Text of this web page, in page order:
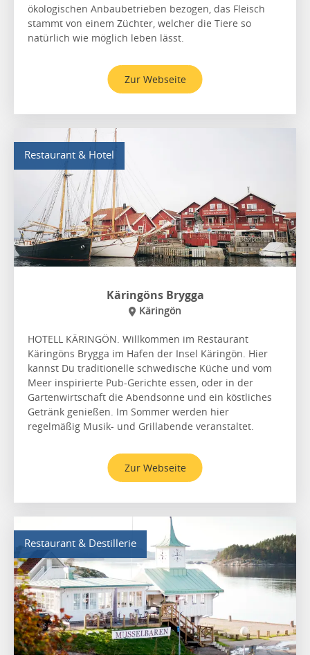
ökologischen Anbaubetrieben bezogen, das Fleisch
stammt von einem Züchter, welcher die Tiere so
natürlich wie möglich leben lässt.
Zur Webseite
Restaurant & Hotel
Käringöns Brygga
Käringön
HOTELL KÄRINGÖN. Willkommen im Restaurant
Käringöns Brygga im Hafen der Insel Käringön. Hier
kannst Du traditionelle schwedische Küche und vom
Meer inspirierte Pub-Gerichte essen, oder in der
Gartenwirtschaft die Abendsonne und ein köstliches
Getränk genießen. Im Sommer werden hier
regelmäßig Musik- und Grillabende veranstaltet.
Zur Webseite
Restaurant & Destillerie